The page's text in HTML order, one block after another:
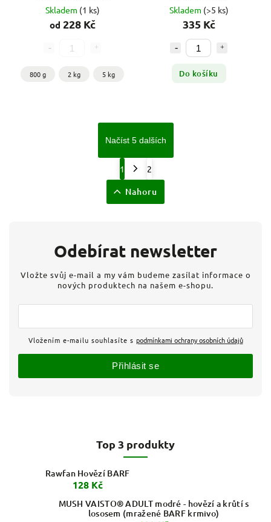
Skladem (1 ks)
od 228 Kč
800 g 2 kg 5 kg
Skladem (>5 ks)
335 Kč
Do košíku
Načíst 5 dalších
1 2
Nahoru
Top 3 produkty
Rawfan Hovězí BARF
128 Kč
MUSH VAISTO® ADULT modré - hovězí a krůtí s
lososem (mražené BARF krmivo)
Odebírat newsletter
Vložte svůj e-mail a my vám budeme zasílat informace o
nových produktech na našem e-shopu.
Vložením e-mailu souhlasíte s podmínkami ochrany osobních údajů
Přihlásit se